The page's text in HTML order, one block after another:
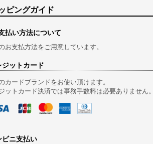
ピングガイド
払い方法について
お支払方法をご用意しています。
ジットカード
カードブランドをお使い頂けます。
ットカード決済では事務手数料は必要ありません。
ビニ支払い